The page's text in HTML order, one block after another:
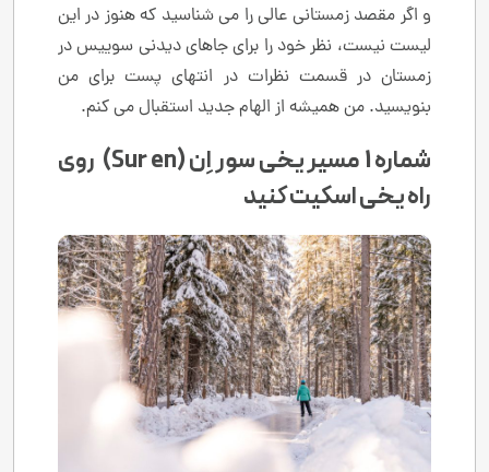
و اگر مقصد زمستانی عالی را می شناسید که هنوز در این
لیست نیست، نظر خود را برای جاهای دیدنی سوییس در
زمستان در قسمت نظرات در انتهای پست برای من
بنویسید. من همیشه از الهام جدید استقبال می کنم.
شماره 1 مسیر یخی سور اِن (Sur en) روی
راه یخی اسکیت کنید